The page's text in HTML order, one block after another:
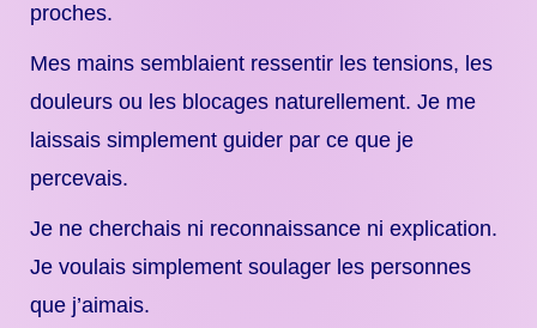
proches.
Mes mains semblaient ressentir les tensions, les
douleurs ou les blocages naturellement. Je me
laissais simplement guider par ce que je
percevais.
Je ne cherchais ni reconnaissance ni explication.
Je voulais simplement soulager les personnes
que j’aimais.